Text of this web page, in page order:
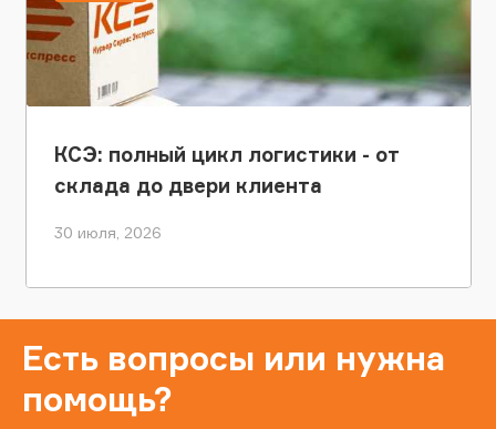
КСЭ: полный цикл логистики - от
склада до двери клиента
30 июля, 2026
Есть вопросы или нужна
помощь?